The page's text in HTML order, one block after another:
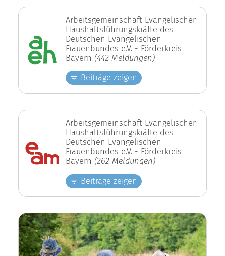
Arbeitsgemeinschaft Evangelischer
Haushaltsführungskräfte des
Deutschen Evangelischen
Frauenbundes e.V. - Förderkreis
Bayern (442 Meldungen)
Beiträge zeigen
Arbeitsgemeinschaft Evangelischer
Haushaltsführungskräfte des
Deutschen Evangelischen
Frauenbundes e.V. - Förderkreis
Bayern (262 Meldungen)
Beiträge zeigen